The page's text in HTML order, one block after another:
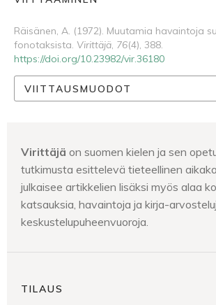
Räisänen, A. (1972). Muutamia havaintoja
fonotaksista. Virittäjä, 76(4), 388.
https://doi.org/10.23982/vir.36180
VIITTAUSMUODOT
Virittäjä on suomen kielen ja sen
tutkimusta esittelevä tieteellinen
julkaisee artikkelien lisäksi myös alaa
katsauksia, havaintoja ja kirja-
keskustelupuheenvuoroja.
TILAUS